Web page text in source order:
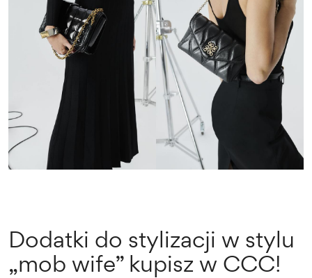
Dodatki do stylizacji w stylu
„mob wife” kupisz w CCC!